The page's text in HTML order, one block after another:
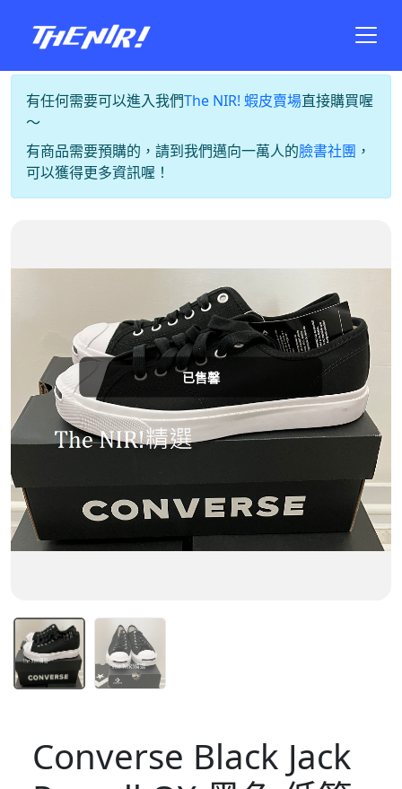
有任何需要可以進入我們The NIR! 蝦皮賣場直接購買喔
～
有商品需要預購的，請到我們邁向一萬人的臉書社團 ，
可以獲得更多資訊喔！
已售馨
Converse Black Jack